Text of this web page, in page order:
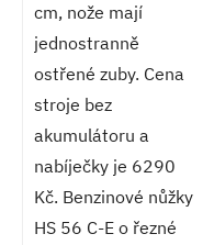
cm, nože mají
jednostranně
ostřené zuby. Cena
stroje bez
akumulátoru a
nabíječky je 6290
Kč. Benzinové nůžky
HS 56 C-E o řezné